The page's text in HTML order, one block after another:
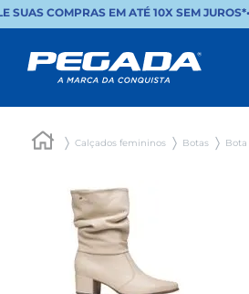
SUAS COMPRAS EM ATÉ 10X SEM JUROS*•
Calçados femininos Botas